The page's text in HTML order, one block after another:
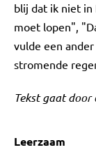
blij dat ik niet
moet lopen",
vulde een
stromende
Tekst gaat door
Leerzaam